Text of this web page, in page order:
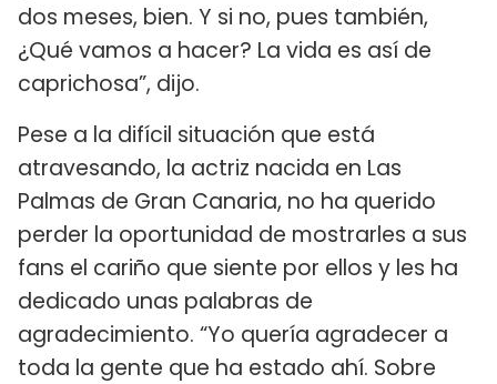
dos meses, bien. Y si no, pues también,
¿Qué vamos a hacer? La vida es así de
caprichosa”, dijo.
Pese a la difícil situación que está
atravesando, la actriz nacida en Las
Palmas de Gran Canaria, no ha querido
perder la oportunidad de mostrarles a sus
fans el cariño que siente por ellos y les ha
dedicado unas palabras de
agradecimiento. “Yo quería agradecer a
toda la gente que ha estado ahí. Sobre